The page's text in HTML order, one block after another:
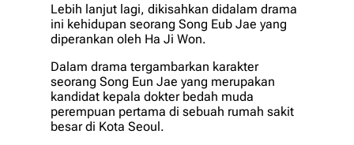
Lebih lanjut lagi, dikisahkan didalam drama
ini kehidupan seorang Song Eub Jae yang
diperankan oleh Ha Ji Won.
Dalam drama tergambarkan karakter
seorang Song Eun Jae yang merupakan
kandidat kepala dokter bedah muda
perempuan pertama di sebuah rumah sakit
besar di Kota Seoul.